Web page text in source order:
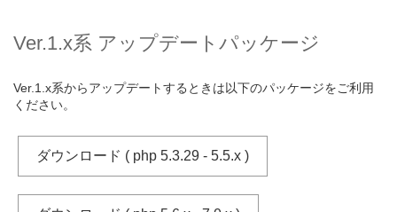
Ver.1.x系 アップデートパッケージ
Ver.1.x系からアップデートするときは以下のパッケージをご利用
ください。
ダウンロード ( php 5.3.29 - 5.5.x )